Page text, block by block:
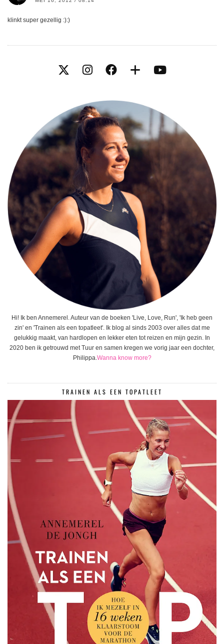
klinkt super gezellig :):)
Hi! Ik ben Annemerel. Auteur van de boeken 'Live, Love, Run', 'Ik heb geen
zin' en 'Trainen als een topatleet'. Ik blog al sinds 2003 over alles dat me
gelukkig maakt, van hardlopen en lekker eten tot reizen en mijn gezin. In
2020 ben ik getrouwd met Tuur en samen kregen we vorig jaar een dochter,
Philippa.Wanna know more?
TRAINEN ALS EEN TOPATLEET